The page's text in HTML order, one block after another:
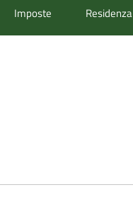
Imposte Residenza